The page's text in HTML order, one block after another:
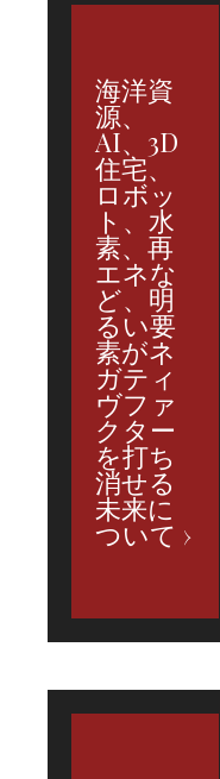
海洋資
源、
AI、3D
住宅、
ロボッ
ト、水
素、再
エネな
ど、明
るい要
素がネ
ガティ
ヴファ
クター
を打ち
消せる
未来に
ついて